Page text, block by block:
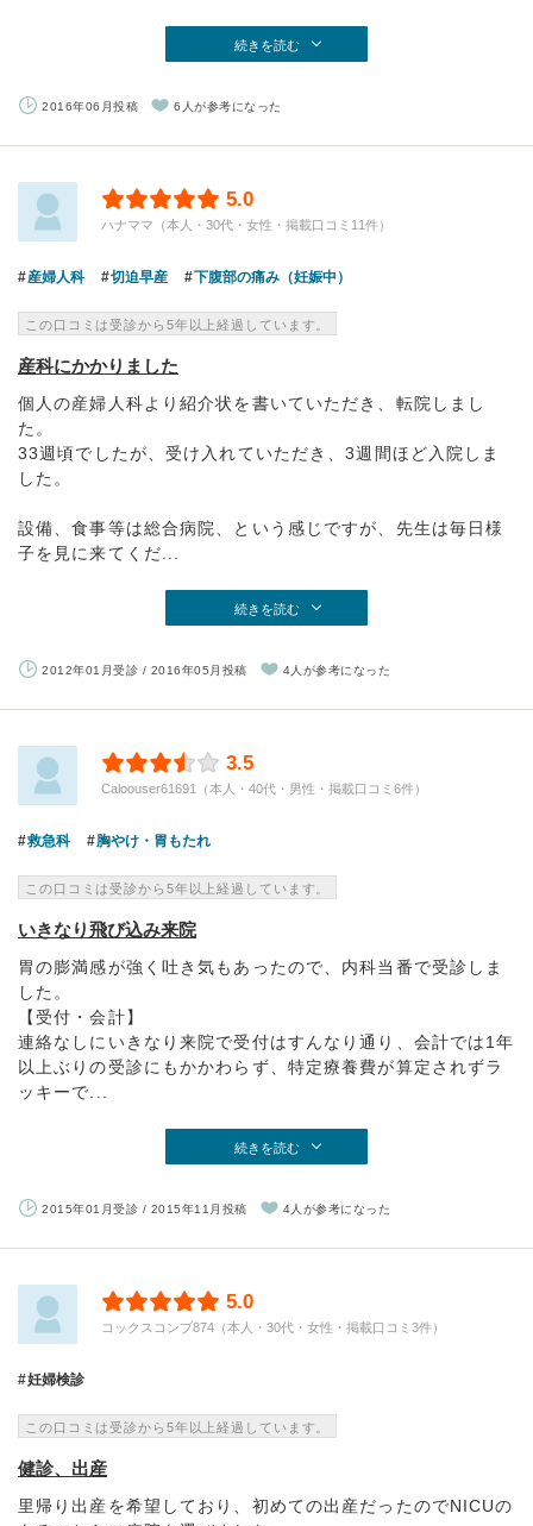
続きを読む
2016年06月投稿 6人が参考になった
5.0
ハナママ（本人・30代・女性・掲載口コミ11件）
産婦人科 切迫早産 下腹部の痛み（妊娠中）
この口コミは受診から5年以上経過しています。
産科にかかりました
個人の産婦人科より紹介状を書いていただき、転院しまし
た。
33週頃でしたが、受け入れていただき、3週間ほど入院しま
した。
設備、食事等は総合病院、という感じですが、先生は毎日様
子を見に来てくだ...
続きを読む
2012年01月受診 / 2016年05月投稿 4人が参考になった
3.5
Caloouser61691（本人・40代・男性・掲載口コミ6件）
救急科 胸やけ・胃もたれ
この口コミは受診から5年以上経過しています。
いきなり飛び込み来院
胃の膨満感が強く吐き気もあったので、内科当番で受診しま
した。
【受付・会計】
連絡なしにいきなり来院で受付はすんなり通り、会計では1年
以上ぶりの受診にもかかわらず、特定療養費が算定されずラ
ッキーで...
続きを読む
2015年01月受診 / 2015年11月投稿 4人が参考になった
5.0
コックスコンブ874（本人・30代・女性・掲載口コミ3件）
妊婦検診
この口コミは受診から5年以上経過しています。
健診、出産
里帰り出産を希望しており、初めての出産だったのでNICUの